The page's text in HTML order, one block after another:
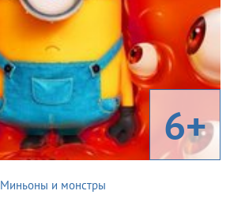
6+
Миньоны и монстры